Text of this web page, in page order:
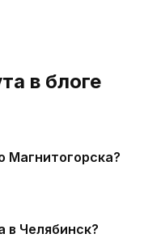
в блоге
Магнитогорска?
в Челябинск?